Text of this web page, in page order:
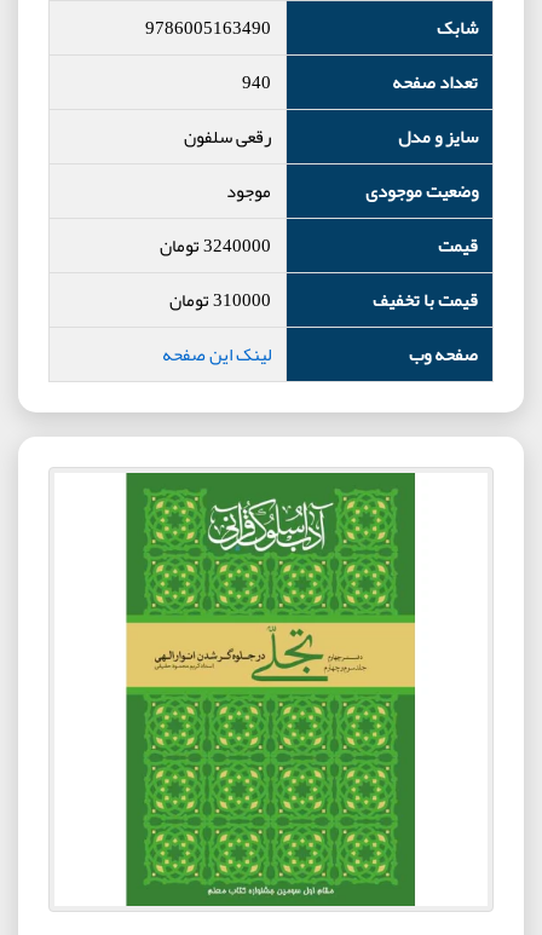
شابک
9786005163490
تعداد صفحه
940
سایز و مدل
رقعی سلفون
وضعیت موجودی
موجود
قیمت
3240000تومان
قیمت با تخفیف
310000تومان
صفحه وب
لینک این صفحه